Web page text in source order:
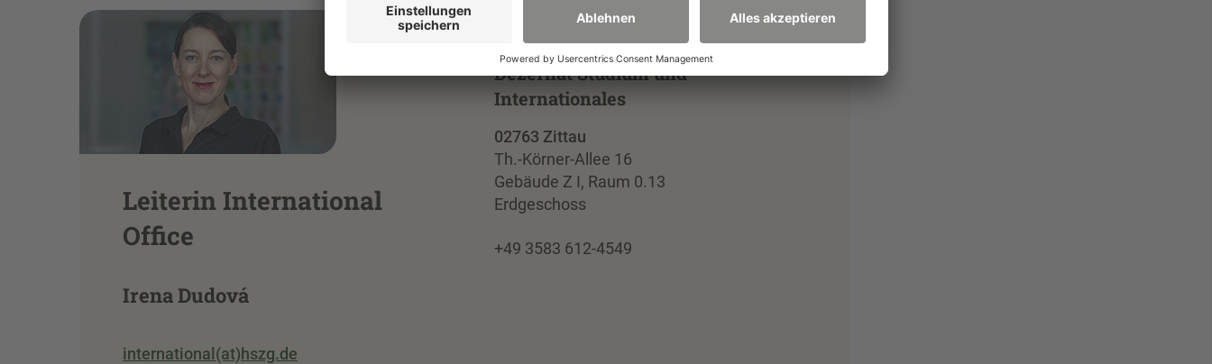
Leiterin International
Office
Irena Dudová
international(at)hszg.de
Dezernat Studium und
Internationales
02763 Zittau
Th.-Körner-Allee 16
Gebäude Z I, Raum 0.13
Erdgeschoss
+49 3583 612-4549